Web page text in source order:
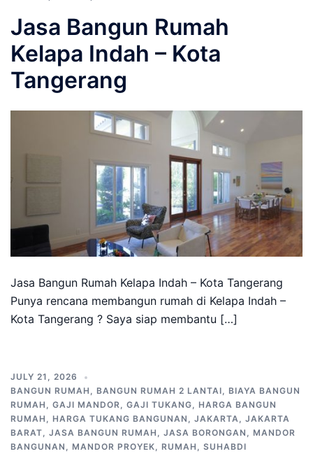
Jasa Bangun Rumah
Kelapa Indah – Kota
Tangerang
Jasa Bangun Rumah Kelapa Indah – Kota Tangerang
Punya rencana membangun rumah di Kelapa Indah –
Kota Tangerang ? Saya siap membantu […]
JULY 21, 2026
BANGUN RUMAH , BANGUN RUMAH 2 LANTAI, BIAYA BANGUN
RUMAH , GAJI MANDOR, GAJI TUKANG, HARGA BANGUN
RUMAH , HARGA TUKANG BANGUNAN , JAKARTA, JAKARTA
BARAT, JASA BANGUN RUMAH , JASA BORONGAN , MANDOR
BANGUNAN , MANDOR PROYEK, RUMAH , SUHABDI